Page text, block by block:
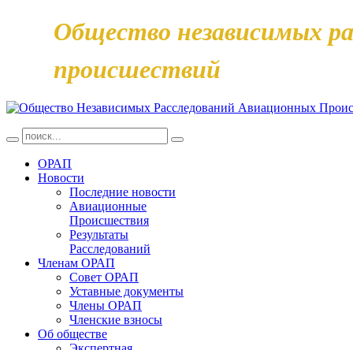
Общество независимых
происшествий
ОРАП
Новости
Последние новости
Авиационные
Происшествия
Результаты
Расследований
Членам ОРАП
Совет ОРАП
Уставные документы
Члены ОРАП
Членские взносы
Об обществе